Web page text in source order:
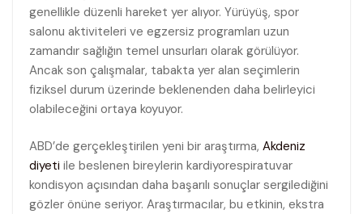
genellikle düzenli hareket yer alıyor. Yürüyüş, spor
salonu aktiviteleri ve egzersiz programları uzun
zamandır sağlığın temel unsurları olarak görülüyor.
Ancak son çalışmalar, tabakta yer alan seçimlerin
fiziksel durum üzerinde beklenenden daha belirleyici
olabileceğini ortaya koyuyor.
ABD’de gerçekleştirilen yeni bir araştırma, Akdeniz
diyeti ile beslenen bireylerin kardiyorespiratuvar
kondisyon açısından daha başarılı sonuçlar sergilediğini
gözler önüne seriyor. Araştırmacılar, bu etkinin, ekstra